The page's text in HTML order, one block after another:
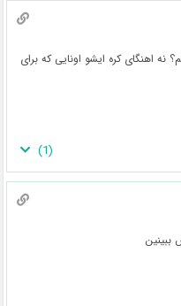
نه اهنگای کره ایشو اونایی که برای
(
1
)
ببینین